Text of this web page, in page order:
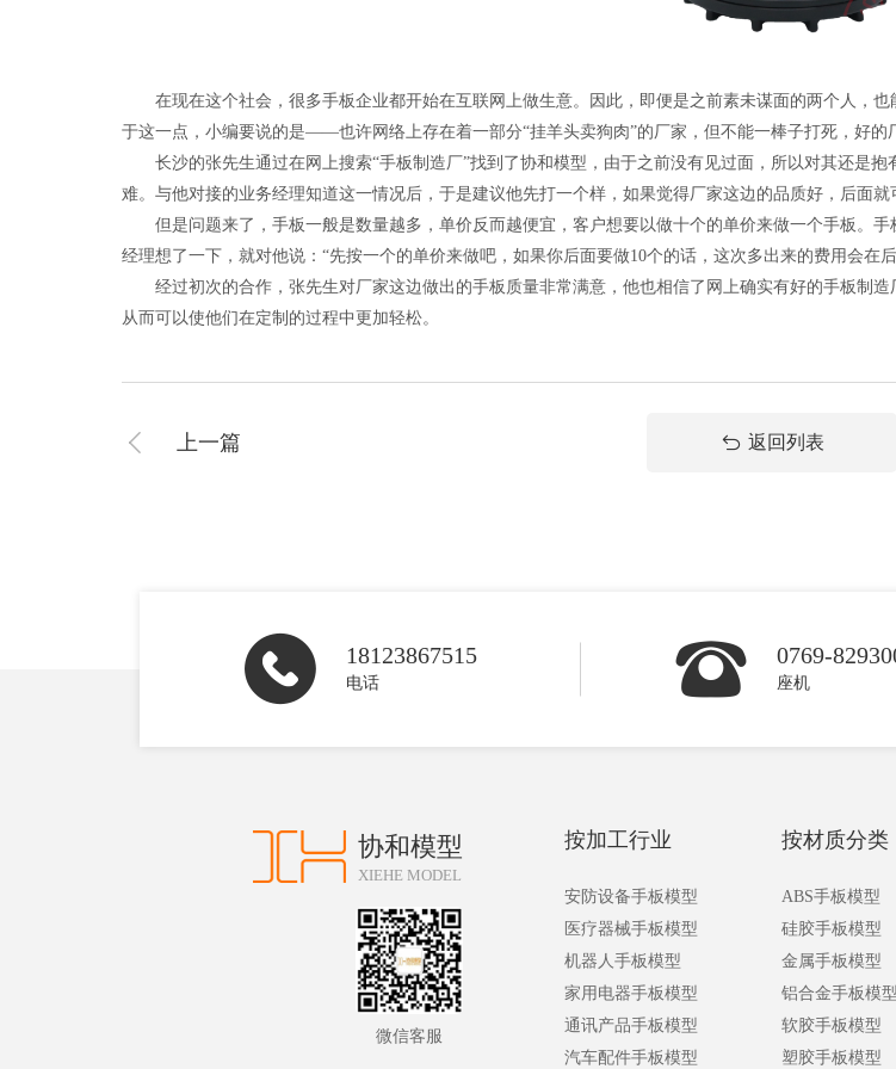
在现在这个社会，很多手板企业都开始在互联网上做生意。因此，即便是之前素未谋面的两个人，也
于这一点，小编要说的是——也许网络上存在着一部分“挂羊头卖狗肉”的厂家，但不能一棒子打死，好的
长沙的张先生通过在网上搜索“手板制造厂”找到了协和模型，由于之前没有见过面，所以对其还是抱
难。与他对接的业务经理知道这一情况后，于是建议他先打一个样，如果觉得厂家这边的品质好，后面就
但是问题来了，手板一般是数量越多，单价反而越便宜，客户想要以做十个的单价来做一个手板。手
经理想了一下，就对他说：“先按一个的单价来做吧，如果你后面要做10个的话，这次多出来的费用会在
经过初次的合作，张先生对厂家这边做出的手板质量非常满意，他也相信了网上确实有好的手板制造
从而可以使他们在定制的过程中更加轻松。
上一篇 返回列表
18123867515
电话
0769-
座机
协和模型
XIEHE MODEL
微信客服
按加工行业
安防设备手板模型
医疗器械手板模型
机器人手板模型
家用电器手板模型
通讯产品手板模型
汽车配件手板模型
按材质分类
ABS手板模型
硅胶手板模型
金属手板模型
铝合金手板模型
软胶手板模型
塑胶手板模型